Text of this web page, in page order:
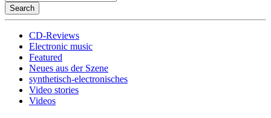
CD-Reviews
Electronic music
Featured
Neues aus der Szene
synthetisch-electronisches
Video stories
Videos